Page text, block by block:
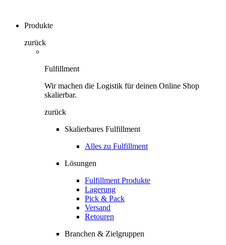
Produkte
zurück
Fulfillment
Wir machen die Logistik für deinen Online Shop
skalierbar.
zurück
Skalierbares Fulfillment
Alles zu Fulfillment
Lösungen
Fulfillment Produkte
Lagerung
Pick & Pack
Versand
Retouren
Branchen & Zielgruppen